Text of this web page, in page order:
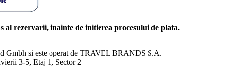
al rezervarii, inainte de initierea procesului de plata.
Gmbh si este operat de TRAVEL BRANDS S.A.
3-5, Etaj 1, Sector 2